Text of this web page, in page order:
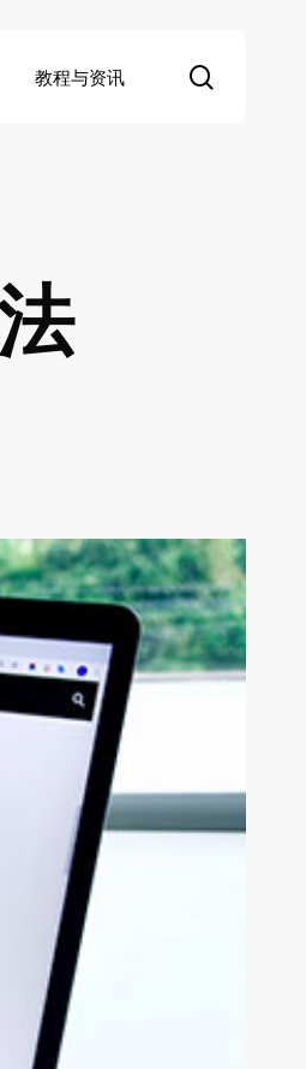
教程与资讯